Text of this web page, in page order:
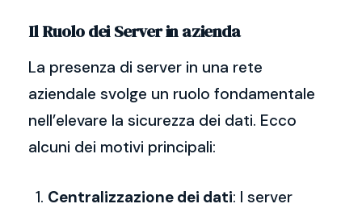
Il Ruolo dei Server in azienda
La presenza di server in una rete
aziendale svolge un ruolo fondamentale
nell’elevare la sicurezza dei dati. Ecco
alcuni dei motivi principali:
Centralizzazione dei dati: I server